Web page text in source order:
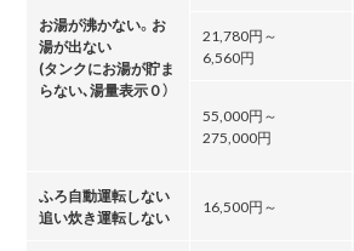
お湯が沸かない。お
湯が出ない
(タンクにお湯が貯ま
らない､湯量表示０）
21,780円～
6,560円
55,000円～
275,000円
ふろ自動運転しない
追い炊き運転しない
16,500円～